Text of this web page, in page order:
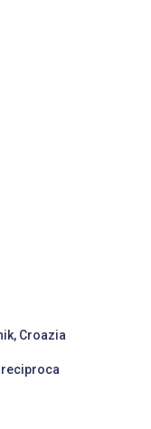
Croazia
reciproca